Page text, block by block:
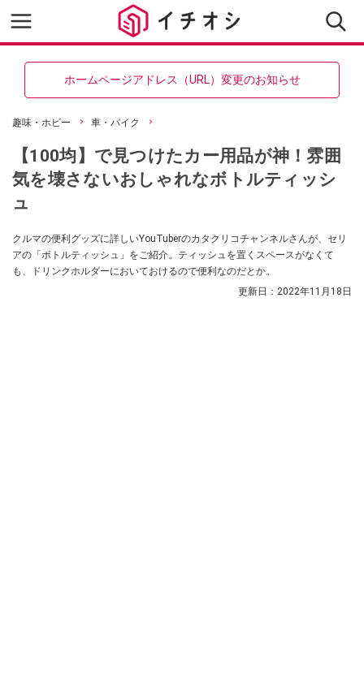
ホームページアドレス（URL）変更のお知らせ
趣味・ホビー 車・バイク
【100均】で見つけたカー用品が神！雰囲
気を壊さないおしゃれなボトルティッシ
ュ
クルマの便利グッズに詳しいYouTuberのカタクリコチャンネルさんが、セリ
アの「ボトルティッシュ」をご紹介。ティッシュを置くスペースがなくて
も、ドリンクホルダーにおいておけるので便利なのだとか。
更新日： 2022年11月18日